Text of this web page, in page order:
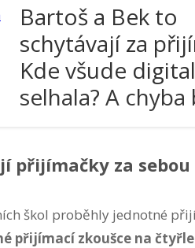
Bartoš a Bek to
schytávají za
Kde všude
selhala? A chyba
přijímačky za sebou
škol proběhly jednotné
přijímací zkoušce na